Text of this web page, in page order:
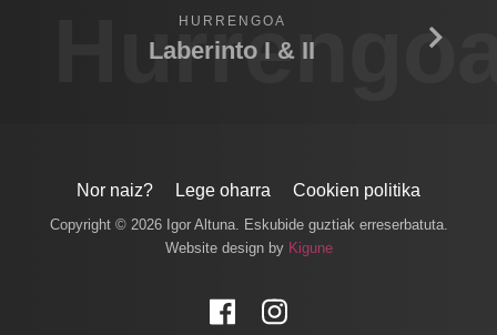
HURRENGOA
Laberinto I & II
Nor naiz? Lege oharra Cookien politika
Copyright © 2026 Igor Altuna. Eskubide guztiak erreserbatuta.
Website design by Kigune
Facebook
Instagram